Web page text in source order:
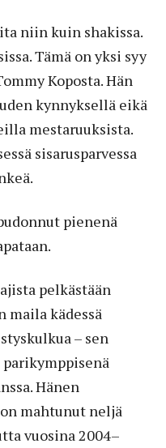
niin kuin shakissa.
Tämä on yksi syy
Koposta. Hän
kynnyksellä eikä
mestaruuksista.
sisarusparvessa
pienenä
pelkästään
maila kädessä
– sen
Hänen
mahtunut neljä
vuosina 2004–